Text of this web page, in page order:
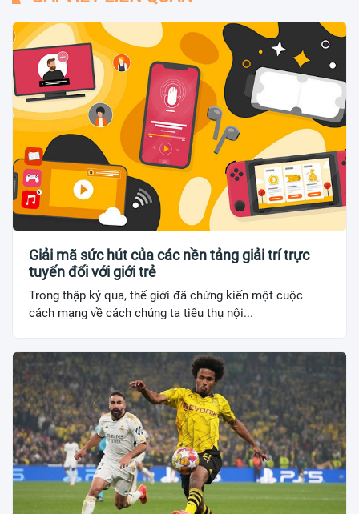
Giải mã sức hút của các nền tảng giải trí trực
tuyến đối với giới trẻ
Trong thập kỷ qua, thế giới đã chứng kiến một cuộc
cách mạng về cách chúng ta tiêu thụ nội...